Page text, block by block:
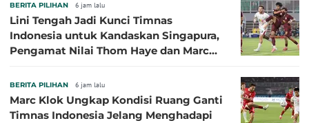
BERITA PILIHAN 6 jam lalu
Lini Tengah Jadi Kunci Timnas
Indonesia untuk Kandaskan Singapura,
Pengamat Nilai Thom Haye dan Marc
BERITA PILIHAN 6 jam lalu
Marc Klok Ungkap Kondisi Ruang Ganti
Timnas Indonesia Jelang Menghadapi